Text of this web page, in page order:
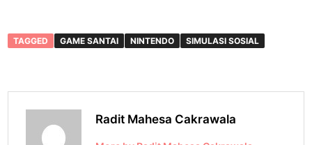
TAGGED GAME SANTAI NINTENDO SIMULASI SOSIAL
Radit Mahesa Cakrawala